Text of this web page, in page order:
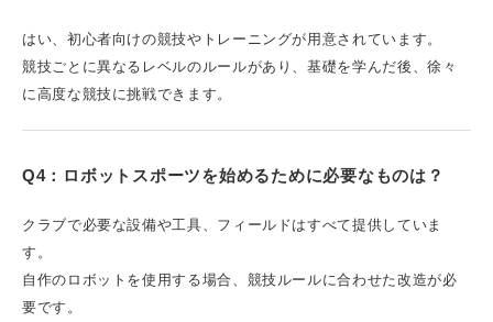
はい、初心者向けの競技やトレーニングが用意されています。
競技ごとに異なるレベルのルールがあり、基礎を学んだ後、徐々
に高度な競技に挑戦できます。
Q4：ロボットスポーツを始めるために必要なものは？
クラブで必要な設備や工具、フィールドはすべて提供していま
す。
自作のロボットを使用する場合、競技ルールに合わせた改造が必
要です。